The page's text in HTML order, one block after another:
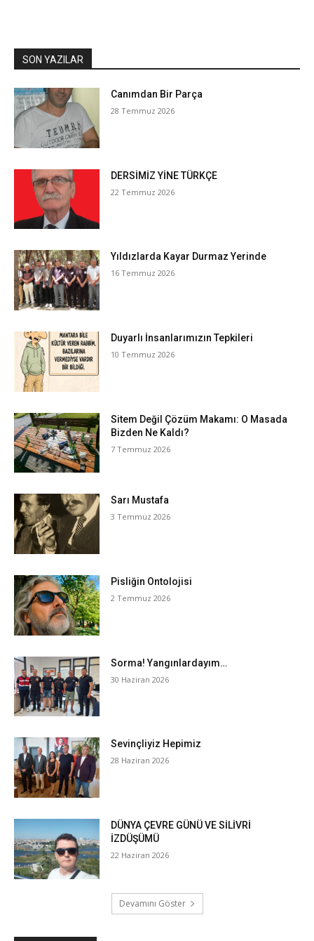
SON YAZILAR
Canımdan Bir Parça
28 Temmuz 2026
DERSİMİZ YİNE TÜRKÇE
22 Temmuz 2026
Yıldızlarda Kayar Durmaz Yerinde
16 Temmuz 2026
Duyarlı İnsanlarımızın Tepkileri
10 Temmuz 2026
Sitem Değil Çözüm Makamı: O Masada
Bizden Ne Kaldı?
7 Temmuz 2026
Sarı Mustafa
3 Temmuz 2026
Pisliğin Ontolojisi
2 Temmuz 2026
Sorma! Yangınlardayım…
30 Haziran 2026
Sevinçliyiz Hepimiz
28 Haziran 2026
DÜNYA ÇEVRE GÜNÜ VE SİLİVRİ
İZDÜŞÜMÜ
22 Haziran 2026
Devamını Göster